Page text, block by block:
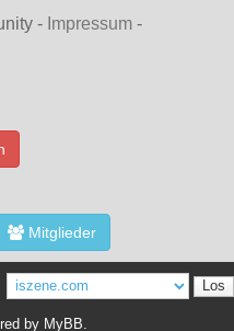
- Impressum -
Mitglieder
by MyBB.